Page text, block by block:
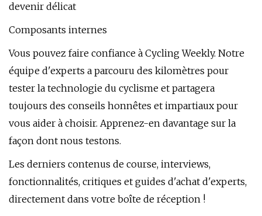
devenir délicat
Composants internes
Vous pouvez faire confiance à Cycling Weekly. Notre
équipe d'experts a parcouru des kilomètres pour
tester la technologie du cyclisme et partagera
toujours des conseils honnêtes et impartiaux pour
vous aider à choisir. Apprenez-en davantage sur la
façon dont nous testons.
Les derniers contenus de course, interviews,
fonctionnalités, critiques et guides d'achat d'experts,
directement dans votre boîte de réception !